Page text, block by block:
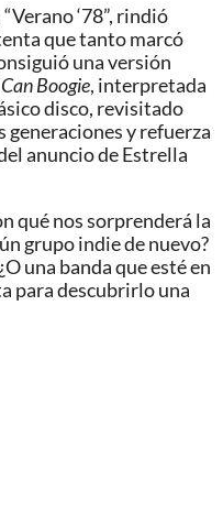
‘78”, rindió
que tanto marcó
una versión
Can Boogie, interpretada
disco, revisitado
generaciones y refuerza
anuncio de Estrella
qué nos sorprenderá la
grupo indie de nuevo?
una banda que esté en
para descubrirlo una